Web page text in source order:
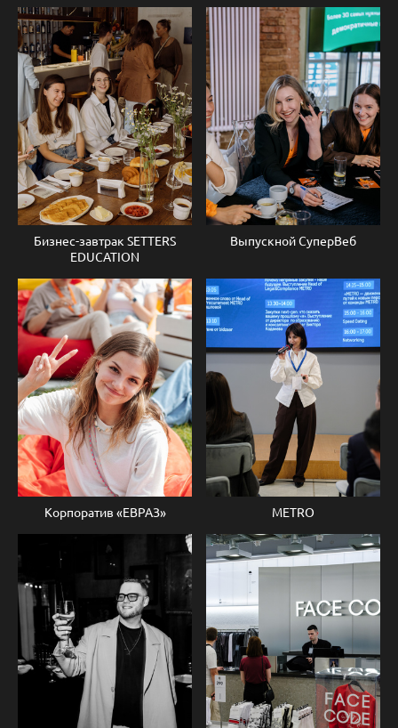
Бизнес-завтрак SETTERS
EDUCATION
Выпускной СуперВеб
Корпоратив «ЕВРАЗ» METRO